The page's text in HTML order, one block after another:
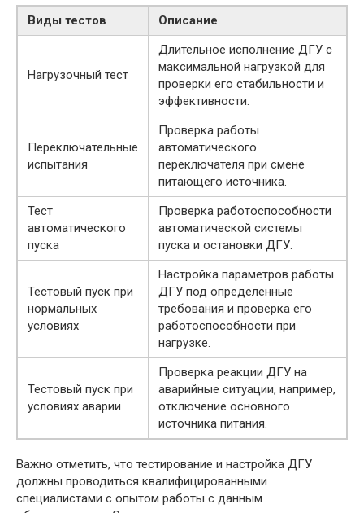
Виды тестов Описание
Нагрузочный тест
Длительное исполнение ДГУ с
максимальной нагрузкой для
проверки его стабильности и
эффективности.
Переключательные
испытания
Проверка работы
автоматического
переключателя при смене
питающего источника.
Тест
автоматического
пуска
Проверка работоспособности
автоматической системы
пуска и остановки ДГУ.
Тестовый пуск при
нормальных
условиях
Настройка параметров работы
ДГУ под определенные
требования и проверка его
работоспособности при
нагрузке.
Тестовый пуск при
условиях аварии
Проверка реакции ДГУ на
аварийные ситуации, например,
отключение основного
источника питания.
Важно отметить, что тестирование и настройка ДГУ
должны проводиться квалифицированными
специалистами с опытом работы с данным